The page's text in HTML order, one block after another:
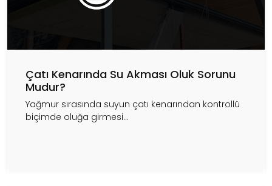
Çatı Kenarında Su Akması Oluk Sorunu
Mudur?
Yağmur sırasında suyun çatı kenarından kontrollü
biçimde oluğa girmesi...